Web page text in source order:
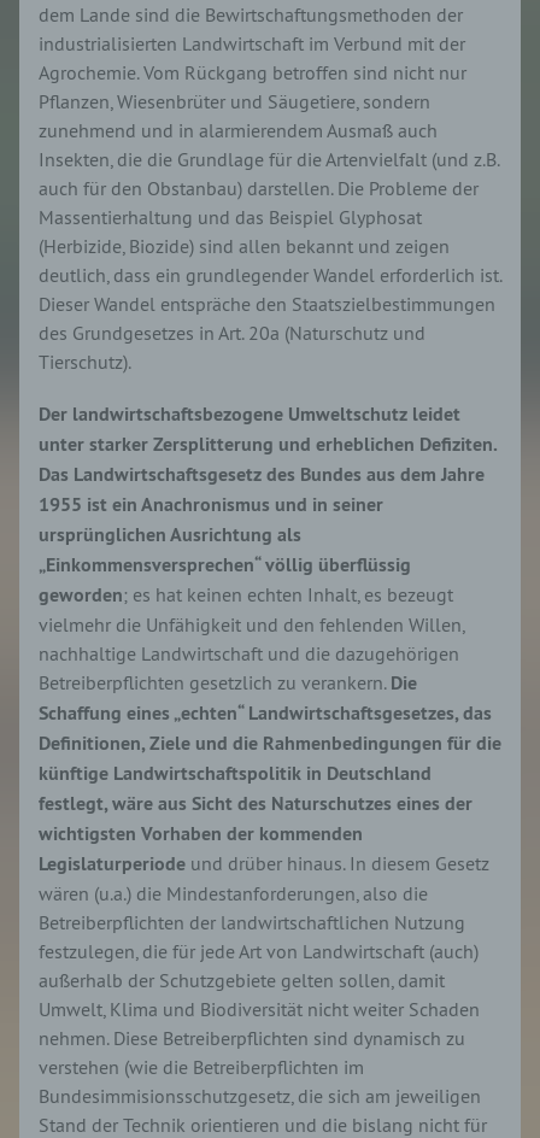
dem Lande sind die Bewirtschaftungsmethoden der
industrialisierten Landwirtschaft im Verbund mit der
Agrochemie. Vom Rückgang betroffen sind nicht nur
Pflanzen, Wiesenbrüter und Säugetiere, sondern
zunehmend und in alarmierendem Ausmaß auch
Insekten, die die Grundlage für die Artenvielfalt (und z.B.
auch für den Obstanbau) darstellen. Die Probleme der
Massentierhaltung und das Beispiel Glyphosat
(Herbizide, Biozide) sind allen bekannt und zeigen
deutlich, dass ein grundlegender Wandel erforderlich ist.
Dieser Wandel entspräche den Staatszielbestimmungen
des Grundgesetzes in Art. 20a (Naturschutz und
Tierschutz).
Der landwirtschaftsbezogene Umweltschutz leidet
unter starker Zersplitterung und erheblichen Defiziten.
Das Landwirtschaftsgesetz des Bundes aus dem Jahre
1955 ist ein Anachronismus und in seiner
ursprünglichen Ausrichtung als
„Einkommensversprechen“ völlig überflüssig
geworden; es hat keinen echten Inhalt, es bezeugt
vielmehr die Unfähigkeit und den fehlenden Willen,
nachhaltige Landwirtschaft und die dazugehörigen
Betreiberpflichten gesetzlich zu verankern. Die
Schaffung eines „echten“ Landwirtschaftsgesetzes, das
Definitionen, Ziele und die Rahmenbedingungen für die
künftige Landwirtschaftspolitik in Deutschland
festlegt, wäre aus Sicht des Naturschutzes eines der
wichtigsten Vorhaben der kommenden
Legislaturperiode und drüber hinaus. In diesem Gesetz
wären (u.a.) die Mindestanforderungen, also die
Betreiberpflichten der landwirtschaftlichen Nutzung
festzulegen, die für jede Art von Landwirtschaft (auch)
außerhalb der Schutzgebiete gelten sollen, damit
Umwelt, Klima und Biodiversität nicht weiter Schaden
nehmen. Diese Betreiberpflichten sind dynamisch zu
verstehen (wie die Betreiberpflichten im
Bundesimmisionsschutzgesetz, die sich am jeweiligen
Stand der Technik orientieren und die bislang nicht für